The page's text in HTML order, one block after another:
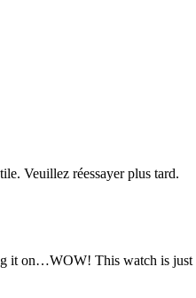
Veuillez réessayer plus tard.
it on…WOW! This watch is